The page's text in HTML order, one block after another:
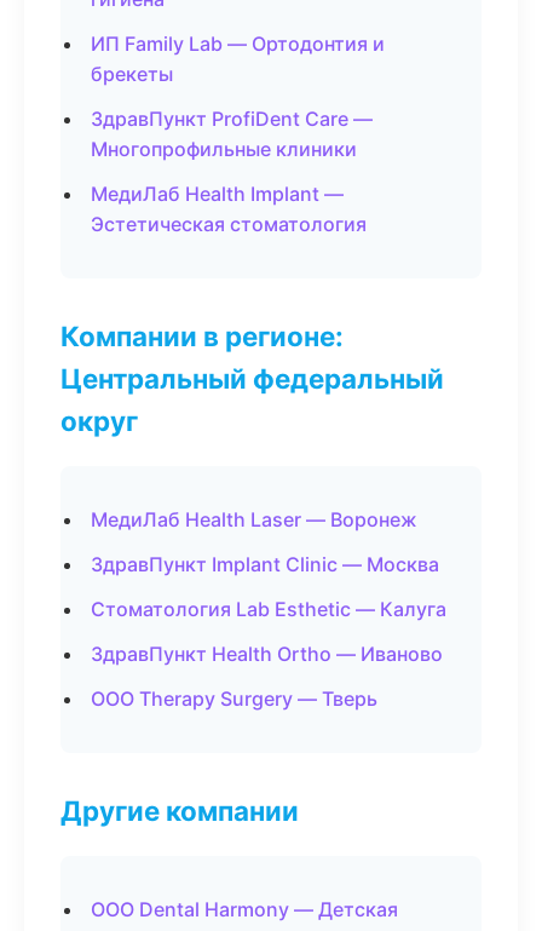
ИП Family Lab — Ортодонтия и
брекеты
ЗдравПункт ProfiDent Care —
Многопрофильные клиники
МедиЛаб Health Implant —
Эстетическая стоматология
Компании в регионе:
Центральный федеральный
округ
МедиЛаб Health Laser — Воронеж
ЗдравПункт Implant Clinic — Москва
Стоматология Lab Esthetic — Калуга
ЗдравПункт Health Ortho — Иваново
ООО Therapy Surgery — Тверь
Другие компании
ООО Dental Harmony — Детская